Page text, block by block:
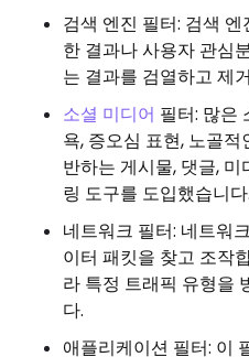
검색 엔진 필터: 검색
한 결과나 사용자 관심
는 결과를 검열하고 제
소셜 미디어 필터: 많은
욕, 증오심 표현, 노골
반하는 게시물, 댓글,
링 도구를 도입했습니다.
네트워크 필터: 네트워
이터 패킷을 찾고 조작
라 특정 트래픽 유형을
다.
애플리케이션 필터: 이